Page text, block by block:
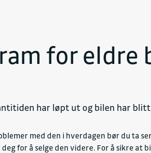
for eldre
har løpt ut og bilen har blitt
med den i hverdagen bør du ta
for å selge den videre. For å sikre at